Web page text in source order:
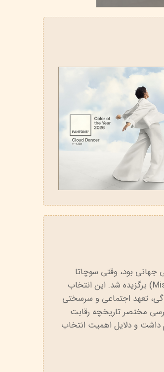
جهانی بود، وقتی سوچاتا
«اُپال» چونگسری به عنوان ملکه زیبایی جهان (Miss World) برگزیده شد. این انتخاب
تعهد اجتماعی و سرسختی
مختصر تاریخچه رقابت
و دلایل اهمیت انتخاب